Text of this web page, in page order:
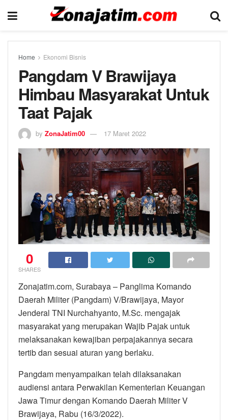
Home Ekonomi Bisnis
Pangdam V Brawijaya
Himbau Masyarakat Untuk
Taat Pajak
by ZonaJatim00 17 Maret 2022
0
SHARES
Zonajatim.com, Surabaya – Panglima Komando
Daerah Militer (Pangdam) V/Brawijaya, Mayor
Jenderal TNI Nurchahyanto, M.Sc. mengajak
masyarakat yang merupakan Wajib Pajak untuk
melaksanakan kewajiban perpajakannya secara
tertib dan sesuai aturan yang berlaku.
Pangdam menyampaikan telah dilaksanakan
audiensi antara Perwakilan Kementerian Keuangan
Jawa Timur dengan Komando Daerah Militer V
Brawijaya, Rabu (16/3/2022).